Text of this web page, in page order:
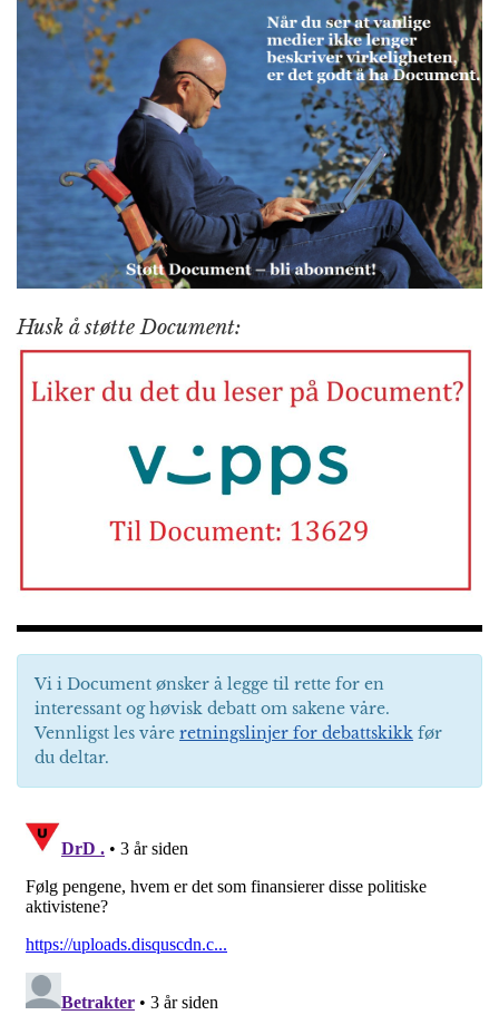
Husk å støtte Document:
Vi i Document ønsker å legge til rette for en
interessant og høvisk debatt om sakene våre.
Vennligst les våre retningslinjer for debattskikk før
du deltar.